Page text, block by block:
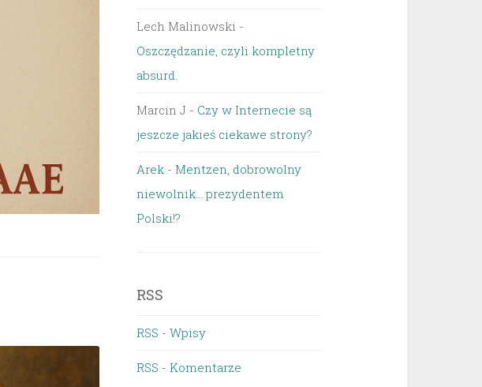
Lech Malinowski -
Oszczędzanie, czyli kompletny
absurd.
Marcin J - Czy w Internecie są
jeszcze jakieś ciekawe strony?
Arek - Mentzen, dobrowolny
niewolnik… prezydentem
Polski!?
RSS
RSS - Wpisy
RSS - Komentarze